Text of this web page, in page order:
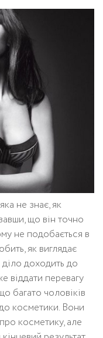
не знає, як
що він точно
не подобається в
як виглядає
доходить до
віддати перевагу
багато чоловіків
косметики. Вони
косметику, але